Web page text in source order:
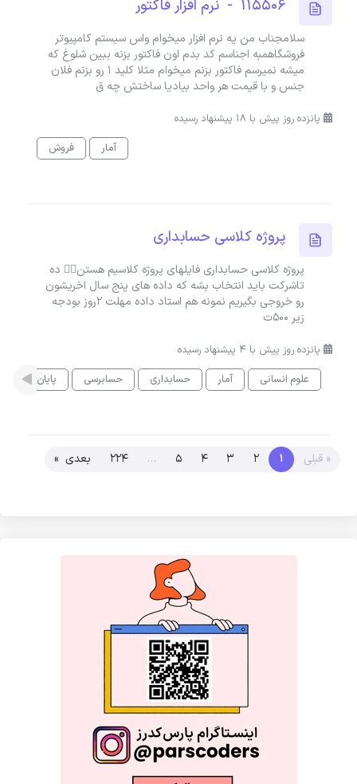
115506 - نرم افزار فاکتور
سلامجناب من یه نرم افزار میخوام واس سیستم کامپیوتر
فروشگاهمبه اجناسم کد بدم اون فاکتور بزنه ببین شلوغ که
میشه نمیرسم فاکتور بزنم میخوام مثلا کلید ۱ رو بزنم فلان
جنس و با قیمت هر واحد بیادیا ساختش چه ق
پانزده روز پیش با 18 پیشنهاد رسیده
آمار
فروش
پروژه کلاسی حسابداری
پروژه کلاسی حسابداری فایلهای پروژه کلاسیم هستن👇🏻 ده
تاشرکت باید انتخاب بشه که داده های پنج سال اخریشون
رو خروجی بگیریم نمونه هم استاد داده مهلت ۲روز بودجه
زیر ۵۰۰ت
پانزده روز پیش با 4 پیشنهاد رسیده
علوم انسانی
آمار حسابداری حسابرسی پایان نامه
« قبلی 1
2
3
4
5
…
224 بعدی »